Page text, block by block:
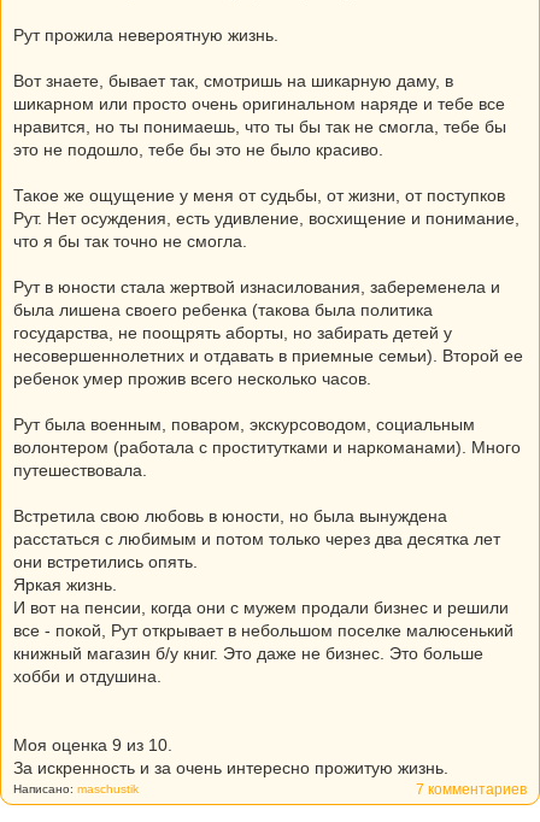
Рут прожила невероятную жизнь.
Вот знаете, бывает так, смотришь на шикарную даму, в
шикарном или просто очень оригинальном наряде и тебе все
нравится, но ты понимаешь, что ты бы так не смогла, тебе бы
это не подошло, тебе бы это не было красиво.
Такое же ощущение у меня от судьбы, от жизни, от поступков
Рут. Нет осуждения, есть удивление, восхищение и понимание,
что я бы так точно не смогла.
Рут в юности стала жертвой изнасилования, забеременела и
была лишена своего ребенка (такова была политика
государства, не поощрять аборты, но забирать детей у
несовершеннолетних и отдавать в приемные семьи). Второй ее
ребенок умер прожив всего несколько часов.
Рут была военным, поваром, экскурсоводом, социальным
волонтером (работала с проститутками и наркоманами). Много
путешествовала.
Встретила свою любовь в юности, но была вынуждена
расстаться с любимым и потом только через два десятка лет
они встретились опять.
Яркая жизнь.
И вот на пенсии, когда они с мужем продали бизнес и решили
все - покой, Рут открывает в небольшом поселке малюсенький
книжный магазин б/у книг. Это даже не бизнес. Это больше
хобби и отдушина.
Моя оценка 9 из 10.
За искренность и за очень интересно прожитую жизнь.
7 комментариев
Написано: maschustik